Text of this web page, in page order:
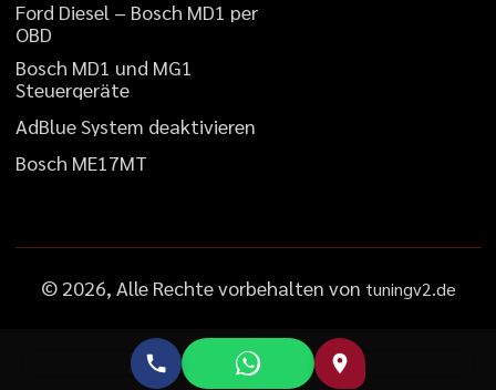
Ford Diesel – Bosch MD1 per
OBD
Bosch MD1 und MG1
Steuergeräte
AdBlueSystem deaktivieren
Bosch ME17MT
© 2026, Alle Rechte vorbehalten von tuningv2.de